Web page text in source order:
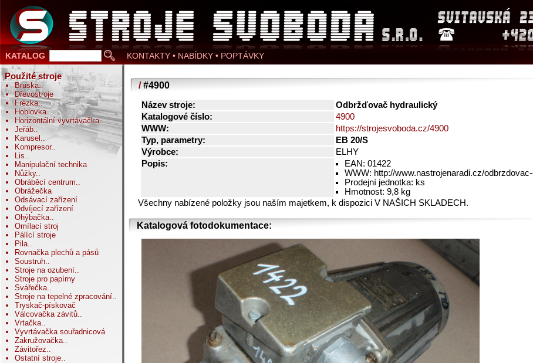
KATALOG KONTAKTY • NABÍDKY • POPTÁVKY
Použité stroje
Bruska..
Dřevostroje
Frézka..
Hoblovka
Horizontální vyvrtávačka..
Jeřáb..
Karusel ..
Kompresor..
Lis..
Manipulační technika
Nůžky..
Obráběcí centrum..
Obrážečka
Odsávací zařízení
Odvíjecí zařízení
Ohýbačka..
Omílací stroj
Pálící stroje
Pila..
Rovnačka plechů a pásů
Soustruh..
Stroje na ozubení..
Stroje pro papírny
Svářečka..
Stroje na tepelné zpracování..
Tryskač-pískovač
Válcovačka závitů..
Vrtačka..
Vyvrtávačka souřadnicová
Zakružovačka..
Závitořez..
Ostatní stroje..
/#4900
Název stroje:
Odbržďovač hydraulický
Katalogové číslo:
4900
WWW:
https://strojesvoboda.cz/4900
Typ, parametry:
EB 20/S
Výrobce:
ELHY
Popis:
EAN: 01422
WWW: http://www.nastrojenaradi.cz/
Prodejní jednotka: ks
Hmotnost: 9,8 kg
Všechny nabízené položky jsou naším majetkem, k dispozici V NAŠICH SKLADECH.
Katalogová fotodokumentace: